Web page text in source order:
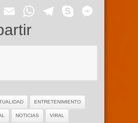
Twitter
EmailWhatsApp
Telegram
Skype
ENTRETENIMIENTO
NOTICIAS VIRAL